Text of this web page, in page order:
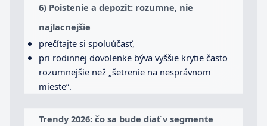
6) Poistenie a depozit: rozumne, nie
najlacnejšie
prečítajte si spoluúčasť,
pri rodinnej dovolenke býva vyššie krytie často
rozumnejšie než „šetrenie na nesprávnom
mieste“.
Trendy 2026: čo sa bude diať v segmente